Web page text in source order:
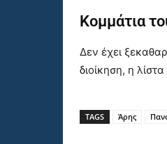
Κομμάτια
Δεν έχει
διοίκηση, η
TAGS Άρης